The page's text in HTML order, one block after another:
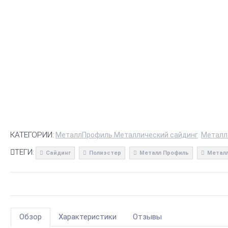
КАТЕГОРИИ: МеталлПрофиль Металлический сайдинг
ТЕГИ: Сайдинг Полиэстер Металл Профиль
Обзор Характеристики Отзывы